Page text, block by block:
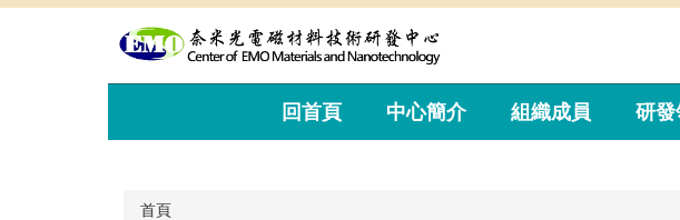
回首頁 中心簡介 組織成員 研發
首頁